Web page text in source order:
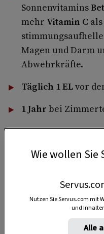
Sonnenvitamins
mehr Vitamin C
Magen und Darm
Abwehrkräfte.
Täglich 1 ELvor
1 Jahr bei
1 Portion
20 Minuten
Wie wollen Sie
Nutzen Sie Servus.com mit
und
Alle